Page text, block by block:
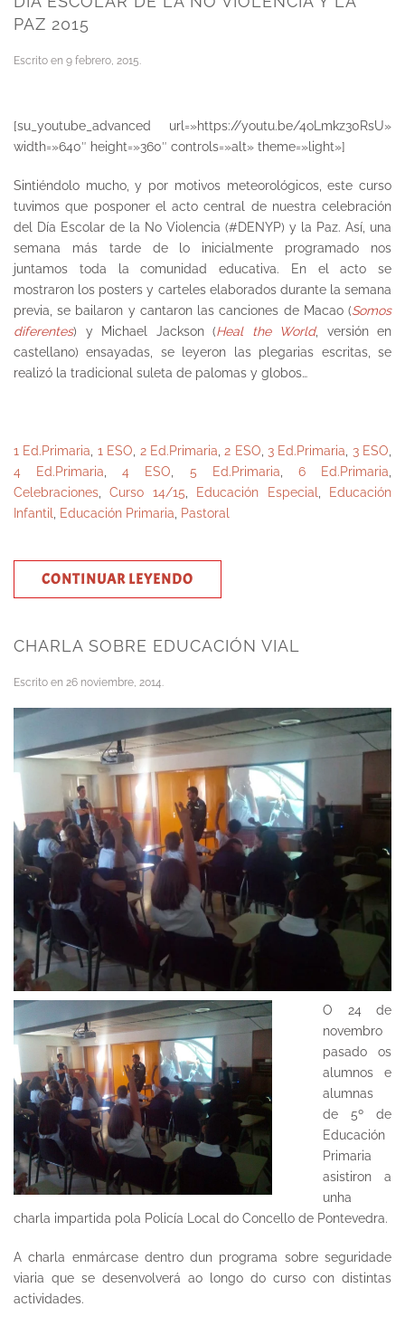
PAZ 2015
Escrito en 9 febrero, 2015
[su_youtube_advanced url=»https://youtu.be/4oLmkz30RsU»
width=»640″ height=»360″ controls=»alt» theme=»light»]
Sintiéndolo mucho, y por motivos meteorológicos, este curso
tuvimos que posponer el acto central de nuestra celebración
del Día Escolar de la No Violencia (#DENYP) y la Paz. Así, una
semana más tarde de lo inicialmente programado nos
juntamos toda la comunidad educativa. En el acto se
mostraron los posters y carteles elaborados durante la semana
previa, se bailaron y cantaron las canciones de Macao (Somos
diferentes) y Michael Jackson (Heal the World, versión en
castellano) ensayadas, se leyeron las plegarias escritas, se
realizó la tradicional suleta de palomas y globos…
1 Ed.Primaria 1 ESO 2 Ed.Primaria 2 ESO 3 Ed.Primaria 3 ESO
4 Ed.Primaria ,4 ESO 5 Ed.Primaria 6 Ed.Primaria
Celebraciones ,Curso 14/15 Educación Especial
Educación
Infantil
Educación Primaria Pastoral
CONTINUAR LEYENDO
CHARLA SOBRE EDUCACIÓN VIAL
Escrito en 26 noviembre, 2014
O 24 de
novembro
pasado os
alumnos e
alumnas
de 5º de
Educación
Primaria
asistiron a
unha
charla impartida pola Policía Local do Concello de Pontevedra.
A charla enmárcase dentro dun programa sobre seguridade
viaria que se desenvolverá ao longo do curso con distintas
actividades.